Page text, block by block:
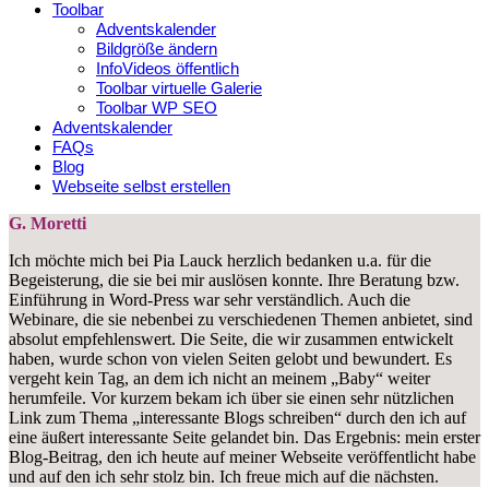
Toolbar
Adventskalender
Bildgröße ändern
InfoVideos öffentlich
Toolbar virtuelle Galerie
Toolbar WP SEO
Adventskalender
FAQs
Blog
Webseite selbst erstellen
G. Moretti
Ich möchte mich bei Pia Lauck herzlich bedanken u.a. für die
Begeisterung, die sie bei mir auslösen konnte. Ihre Beratung bzw.
Einführung in Word-Press war sehr verständlich. Auch die
Webinare, die sie nebenbei zu verschiedenen Themen anbietet, sind
absolut empfehlenswert. Die Seite, die wir zusammen entwickelt
haben, wurde schon von vielen Seiten gelobt und bewundert. Es
vergeht kein Tag, an dem ich nicht an meinem „Baby“ weiter
herumfeile. Vor kurzem bekam ich über sie einen sehr nützlichen
Link zum Thema „interessante Blogs schreiben“ durch den ich auf
eine äußert interessante Seite gelandet bin. Das Ergebnis: mein erster
Blog-Beitrag, den ich heute auf meiner Webseite veröffentlicht habe
und auf den ich sehr stolz bin. Ich freue mich auf die nächsten.